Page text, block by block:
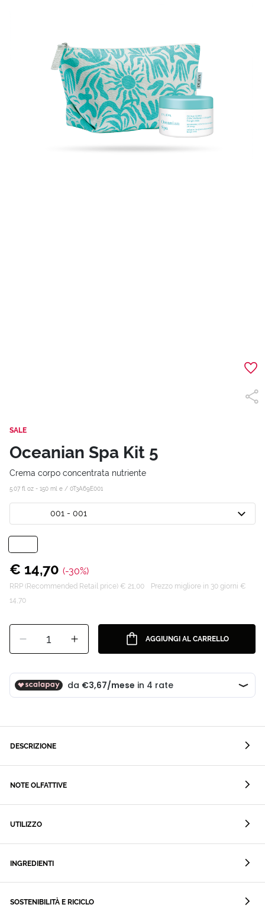
SALE
Oceanian Spa Kit 5
Crema corpo concentrata nutriente
5.07 fl oz - 150 ml e / 0T3A69E001
001 - 001
€ 14,70 (-30%)
RRP (Recommended Retail price) € 21,00
Prezzo migliore in 30 giorni €
14,70
1 AGGIUNGI AL CARRELLO
DESCRIZIONE
NOTE OLFATTIVE
UTILIZZO
INGREDIENTI
SOSTENIBILITÀ E RICICLO